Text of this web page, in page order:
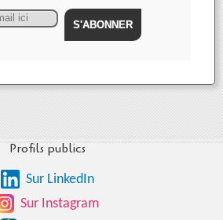
Profils publics
Sur LinkedIn
Sur Instagram